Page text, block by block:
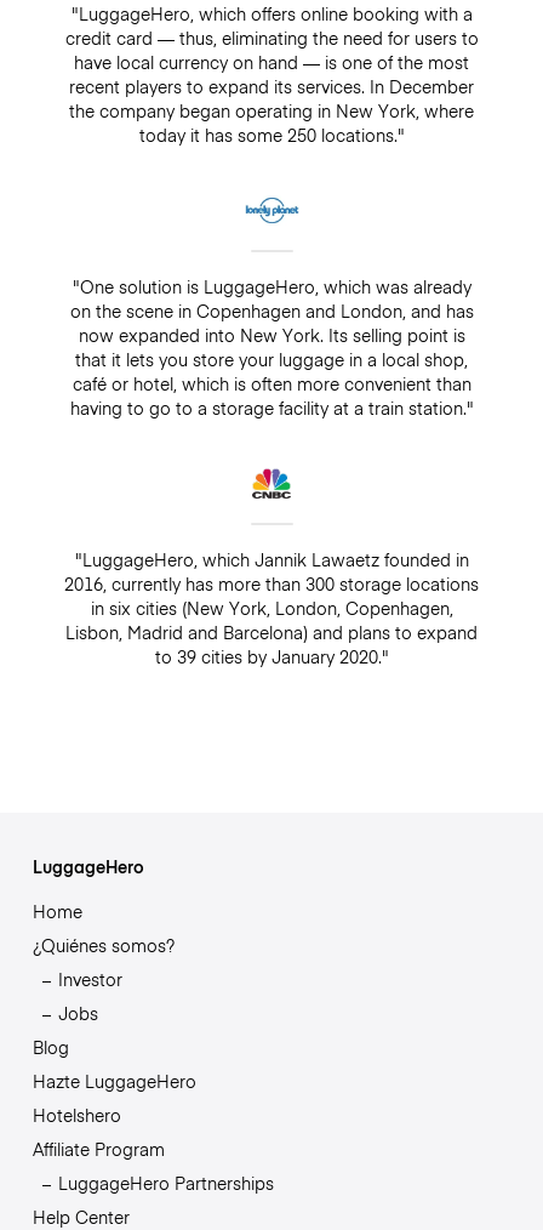
"LuggageHero, which offers online booking with a
credit card — thus, eliminating the need for users to
have local currency on hand — is one of the most
recent players to expand its services. In December
the company began operating in New York, where
today it has some 250 locations."
"One solution is LuggageHero, which was already
on the scene in Copenhagen and London, and has
now expanded into New York. Its selling point is
that it lets you store your luggage in a local shop,
café or hotel, which is often more convenient than
having to go to a storage facility at a train station."
"LuggageHero, which Jannik Lawaetz founded in
2016, currently has more than 300 storage locations
in six cities (New York, London, Copenhagen,
Lisbon, Madrid and Barcelona) and plans to expand
to 39 cities by January 2020."
LuggageHero
Home
¿Quiénes somos?
Investor
Jobs
Blog
Hazte LuggageHero
Hotelshero
Affiliate Program
LuggageHero Partnerships
Help Center